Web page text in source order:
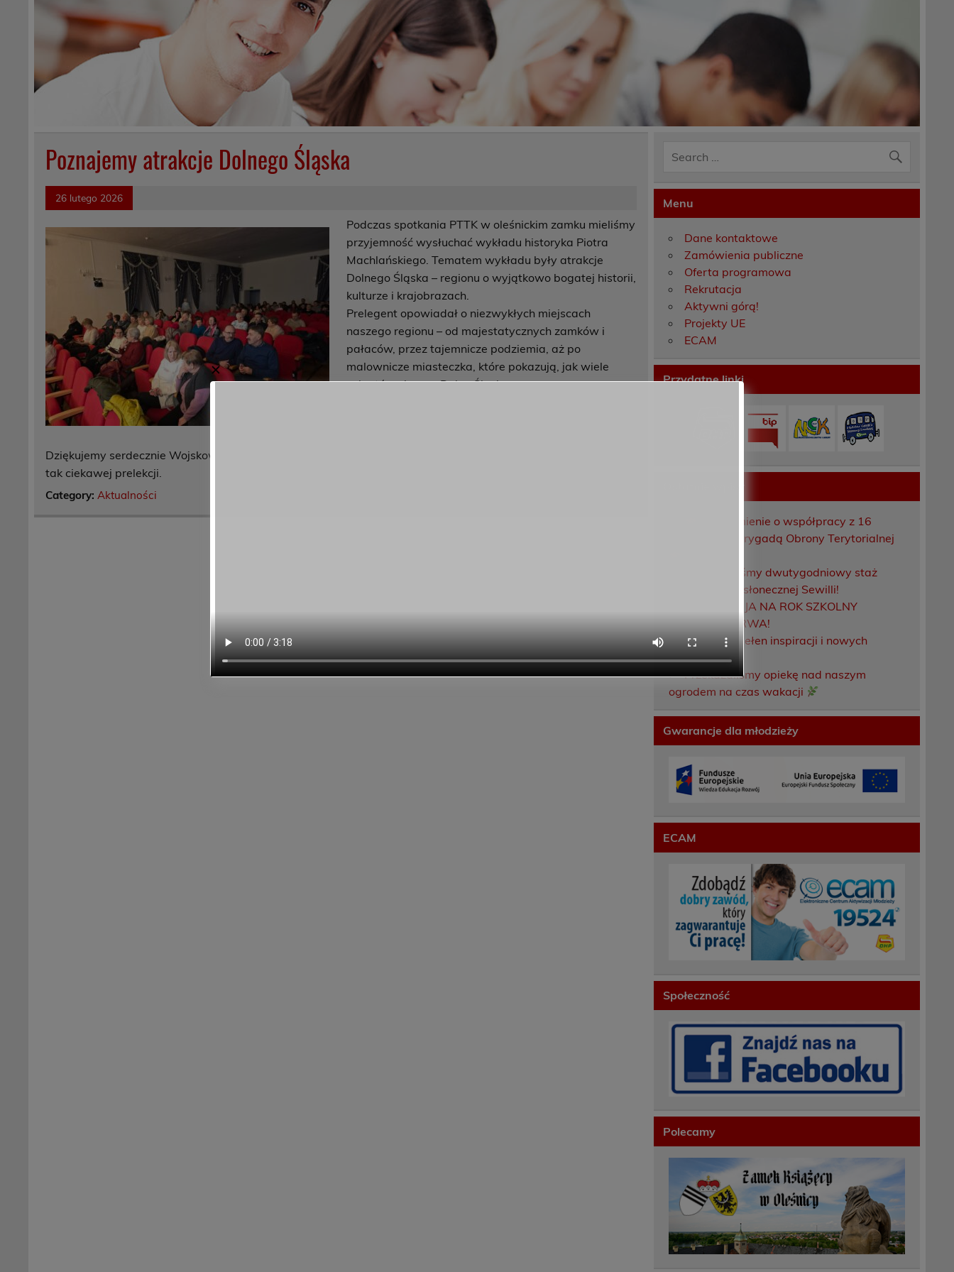
Poznajemy atrakcje Dolnego Śląska
26 lutego 2026
Podczas spotkania PTTK w oleśnickim zamku mieliśmy
przyjemność wysłuchać wykładu historyka Piotra
Machlańskiego. Tematem wykładu były atrakcje
Dolnego Śląska – regionu o wyjątkowo bogatej historii,
kulturze i krajobrazach.
Prelegent opowiadał o niezwykłych miejscach
naszego regionu – od majestatycznych zamków i
pałaców, przez tajemnicze podziemia, aż po
malownicze miasteczka, które pokazują, jak wiele
sekretów skrywa Dolny Śląsk.
Dziękujemy serdecznie Wojskowemu Kołu nr 20 PTTK w Oleśnicy za zaproszenie i możliwość uczestnictwa w
tak ciekawej prelekcji.
Category: Aktualności
Menu
Dane kontaktowe
Zamówienia publiczne
Oferta programowa
Rekrutacja
Aktywni górą!
Projekty UE
ECAM
Przydatne linki
Porozumienie o współpracy z 16
Dolnośląską Brygadą Obrony Terytorialnej
Zakończyliśmy dwutygodniowy staż
zawodowy w słonecznej Sewilli!
REKRUTACJA NA ROK SZKOLNY
2026/2027 TRWA!
Weekend pełen inspiracji i nowych
doświadczeń!
Przekazaliśmy opiekę nad naszym
ogrodem na czas wakacji
Gwarancje dla młodzieży
ECAM
Społeczność
Polecamy
✕